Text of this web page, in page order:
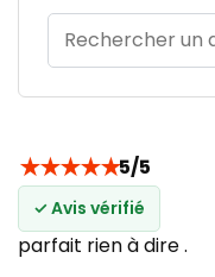
★★★★★5/5
✓ Avis vérifié
parfait rien à dire .